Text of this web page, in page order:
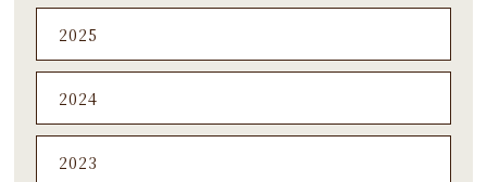
2025
2024
2023